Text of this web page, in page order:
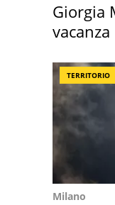
Giorgia
TERRITORIO
Milano